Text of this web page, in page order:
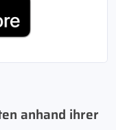
anhand ihrer